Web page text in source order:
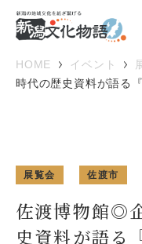
HOME イベント
時代の歴史資料が語る
展覧会 佐渡市
佐渡博物館◎
史資料が語る